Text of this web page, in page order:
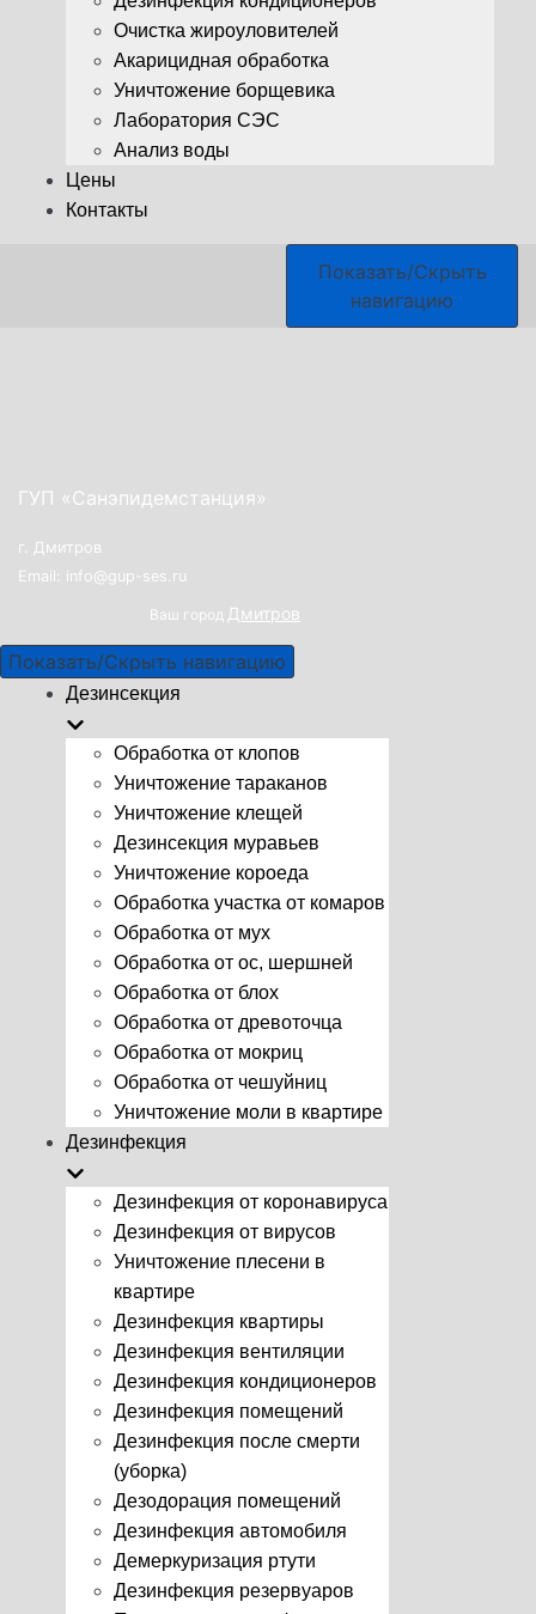
Очистка жироуловителей
Акарицидная обработка
Уничтожение борщевика
Лаборатория СЭС
Анализ воды
Цены
Контакты
Показать/Скрыть
навигацию
ГУП «Санэпидемстанция»
г. Дмитров
Email: info@gup-ses.ru
Ваш город Дмитров
Показать/Скрыть навигацию
Дезинсекция
Обработка от клопов
Уничтожение тараканов
Уничтожение клещей
Дезинсекция муравьев
Уничтожение короеда
Обработка участка от комаров
Обработка от мух
Обработка от ос, шершней
Обработка от блох
Обработка от древоточца
Обработка от мокриц
Обработка от чешуйниц
Уничтожение моли в квартире
Дезинфекция
Дезинфекция от коронавируса
Дезинфекция от вирусов
Уничтожение плесени в
квартире
Дезинфекция квартиры
Дезинфекция вентиляции
Дезинфекция кондиционеров
Дезинфекция помещений
Дезинфекция после смерти
(уборка)
Дезодорация помещений
Дезинфекция автомобиля
Демеркуризация ртути
Дезинфекция резервуаров